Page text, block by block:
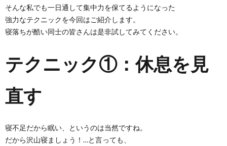
そんな私でも一日通して集中力を保てるようになった
強力なテクニックを今回はご紹介します。
寝落ちが酷い同士の皆さんは是非試してみてください。
テクニック①：休息を見
直す
寝不足だから眠い、というのは当然ですね。
だから沢山寝ましょう！…と言っても、